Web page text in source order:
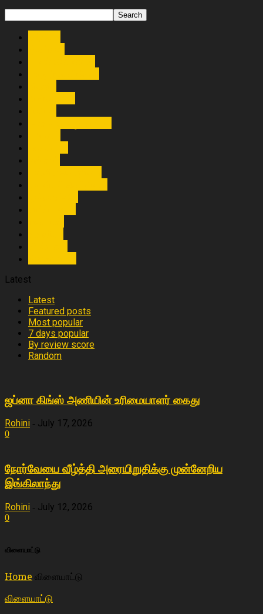
Latest
Latest
Featured posts
Most popular
7 days popular
By review score
Random
ஜப்னா கிங்ஸ் அணியின் உரிமையாளர் கைது
Rohini - July 17, 2026
0
நோர்வேயை வீழ்த்தி அரையிறுதிக்கு முன்னேறிய
இங்கிலாந்து
Rohini - July 12, 2026
0
விளையா‌ட்டு
Home விளையா‌ட்டு
விளையா‌ட்டு